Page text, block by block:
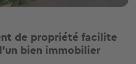
de propriété facilite
bien immobilier